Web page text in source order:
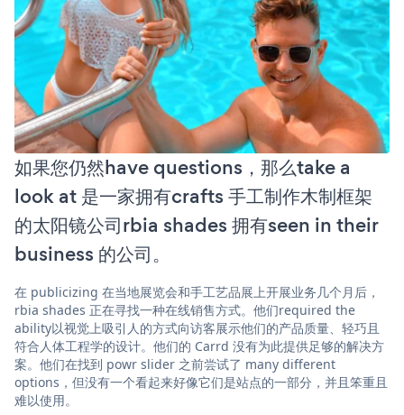
如果您仍然have questions，那么take a
look at 是一家拥有crafts 手工制作木制框架
的太阳镜公司rbia shades 拥有seen in their
business 的公司。
在 publicizing 在当地展览会和手工艺品展上开展业务几个月后，
rbia shades 正在寻找一种在线销售方式。他们required the
ability以视觉上吸引人的方式向访客展示他们的产品质量、轻巧且
符合人体工程学的设计。他们的 Carrd 没有为此提供足够的解决方
案。他们在找到 powr slider 之前尝试了 many different
options，但没有一个看起来好像它们是站点的一部分，并且笨重且
难以使用。